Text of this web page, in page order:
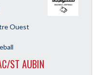
Ouest
ST AUBIN